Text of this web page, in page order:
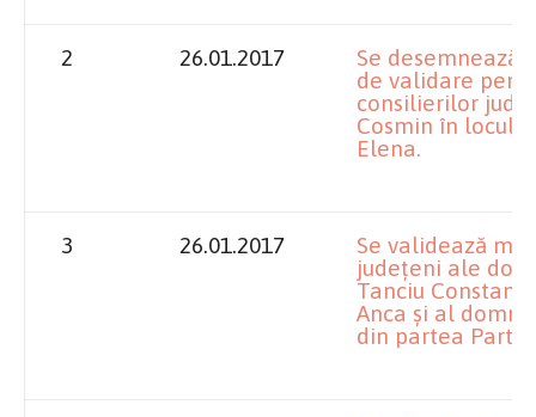
2 26.01.2017
Se desemnează
de validare
consilierilor
Cosmin în locul
Elena.
3 26.01.2017
Se validează
judeţeni ale
Tanciu
Anca şi al
din partea